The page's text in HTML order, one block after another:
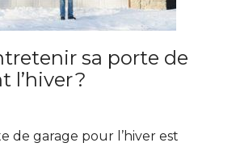
sa porte de
l’hiver ?
de garage pour l’hiver est